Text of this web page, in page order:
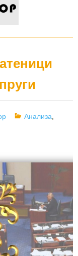
Categories
Анализа